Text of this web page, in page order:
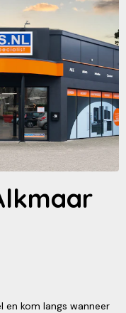
en kom langs wanneer